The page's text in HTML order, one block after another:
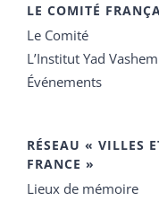
LE COMITÉ
Le Comité
L’Institut Yad Vashem
Événements
RÉSEAU « VILLES
FRANCE »
Lieux de mémoire